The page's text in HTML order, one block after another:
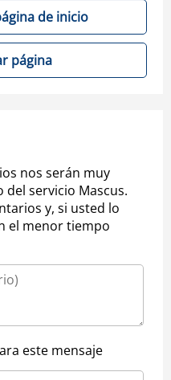
de inicio
página
nos serán muy
servicio Mascus.
y, si usted lo
el menor tiempo
este mensaje